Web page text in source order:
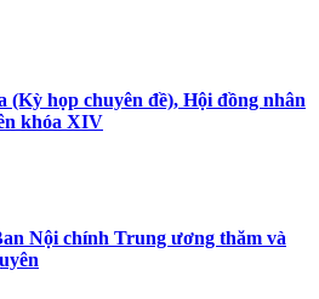
họp chuyên đề), Hội đồng nhân
khóa XIV
Nội chính Trung ương thăm và